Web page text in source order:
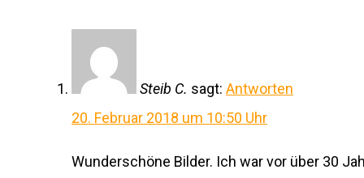
Steib C. sagt: Antworten
20. Februar 2018 um 10:50 Uhr
Wunderschöne Bilder. Ich war vor über 30